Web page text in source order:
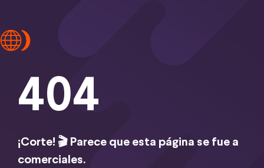
404
¡Corte! 🎬 Parece que esta página se fue a
comerciales.